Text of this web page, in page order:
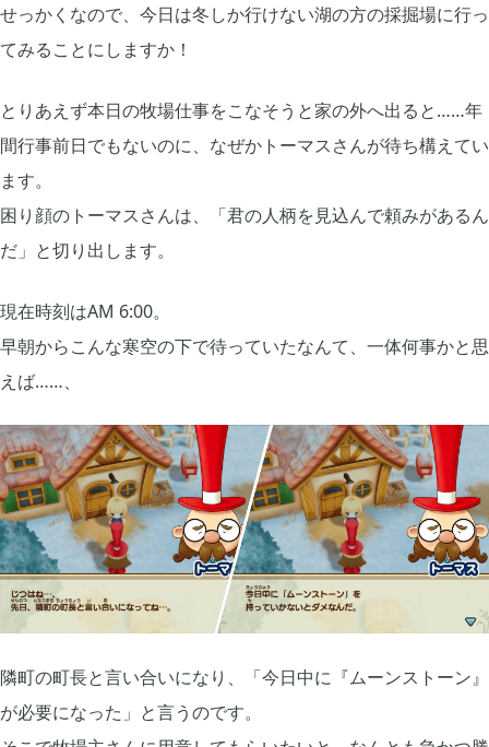
せっかくなので、今日は冬しか行けない湖の方の採掘場に行っ
てみることにしますか！
とりあえず本日の牧場仕事をこなそうと家の外へ出ると……年
間行事前日でもないのに、なぜかトーマスさんが待ち構えてい
ます。
困り顔のトーマスさんは、「君の人柄を見込んで頼みがあるん
だ」と切り出します。
現在時刻はAM 6:00。
早朝からこんな寒空の下で待っていたなんて、一体何事かと思
えば……、
隣町の町長と言い合いになり、「今日中に『ムーンストーン』
が必要になった」と言うのです。
ポケモンマスターズ
ポストナイト
 ジョジョのピタパタポップ 61
ドクターマリオワールド
トロとパズル〜どこでもいっしょ〜 1
ゲーム以外 3
Android
Tag